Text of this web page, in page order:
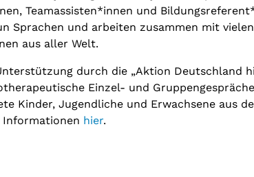
Teamassisten*innen und
Sprachen und arbeiten zusammen mit vielen
aus aller Welt.
durch die „Aktion Deutschland
Einzel- und
Kinder, Jugendliche und Erwachsene aus
Informationen hier.